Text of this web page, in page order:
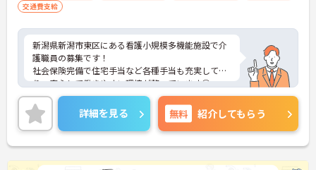
交通費支給
新潟県新潟市東区にある看護小規模多機能施設で介
護職員の募集です！
社会保険完備で住宅手当など各種手当も充実してお
り、安心して働きやすい環境が整っています◎
また、昇給と賞与があり、あなたの頑張りがしっか
り評価され、やりがいを持ってお仕事ができます！
ご興味ある方は面接ポイントをお伝えしますので、
お気軽にご連絡ください。
詳細を見る 無料 紹介してもらう